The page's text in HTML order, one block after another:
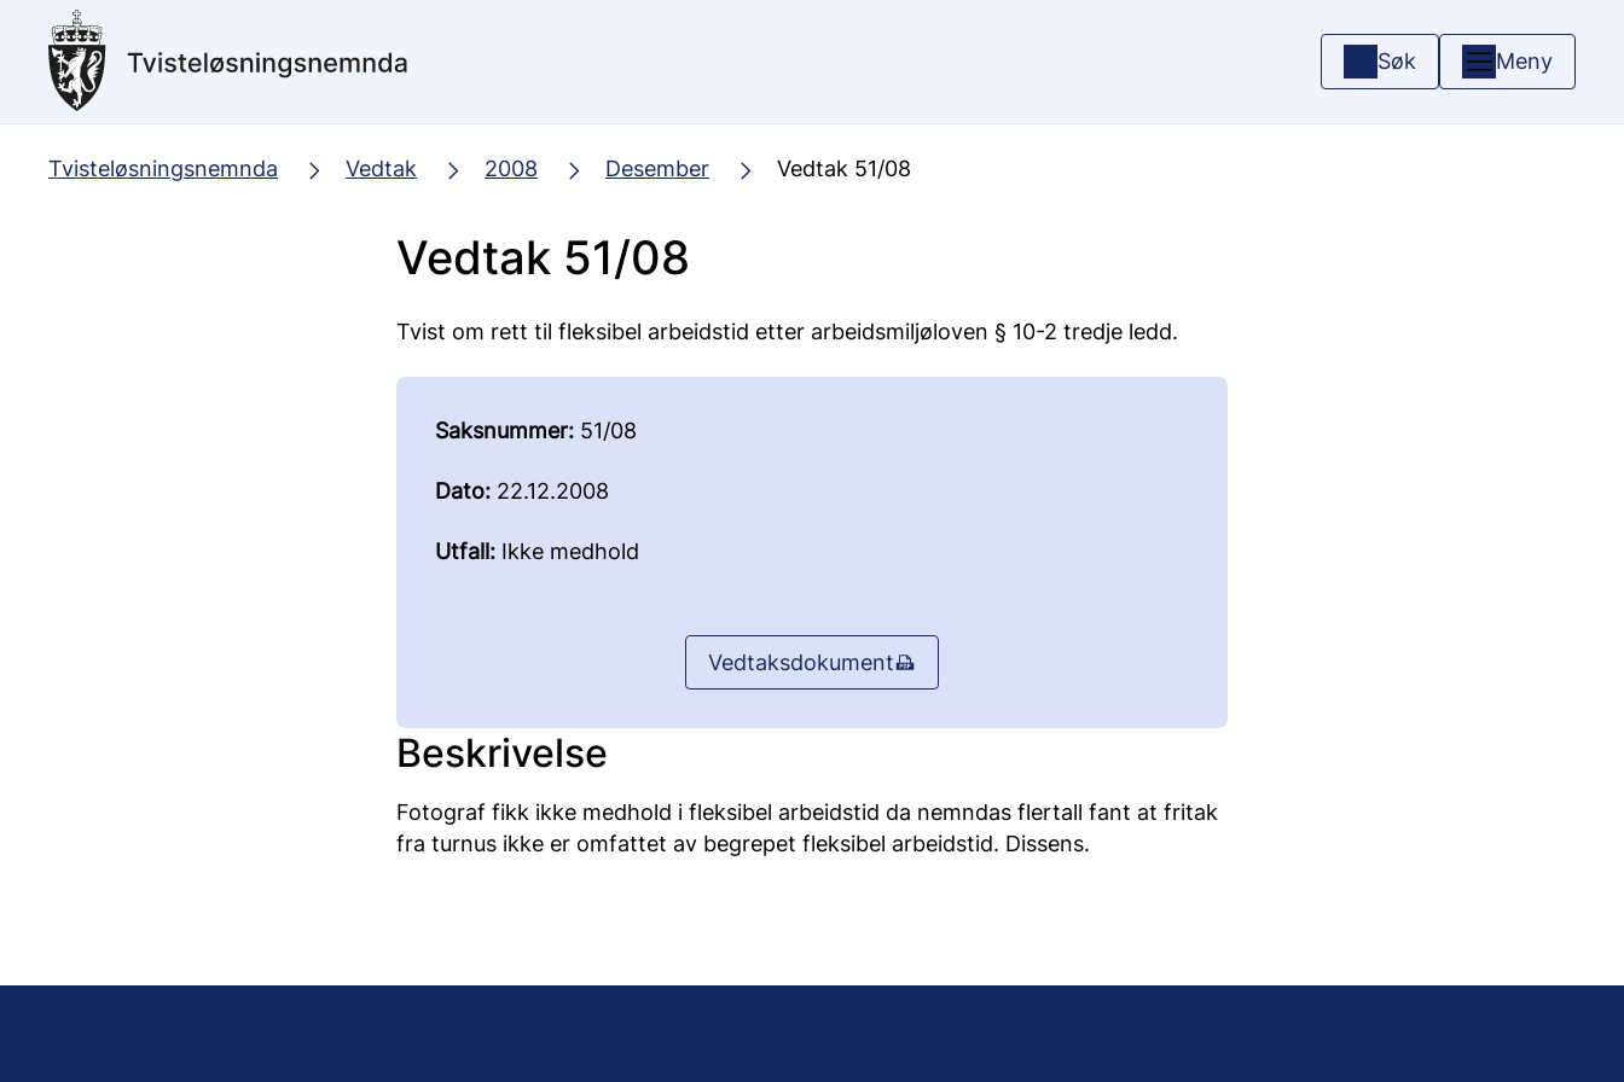
hovedinnhold
Søk Meny
Tvisteløsningsnemnda Vedtak 2008 Desember Vedtak 51/08
Vedtak 51/08
Tvist om rett til fleksibel arbeidstid etter arbeidsmiljøloven § 10-2 tredje ledd.
Saksnummer: 51/08
Dato: 22.12.2008
Utfall: Ikke medhold
Vedtaksdokument
Beskrivelse
Fotograf fikk ikke medhold i fleksibel arbeidstid da nemndas flertall fant at fritak
fra turnus ikke er omfattet av begrepet fleksibel arbeidstid. Dissens.